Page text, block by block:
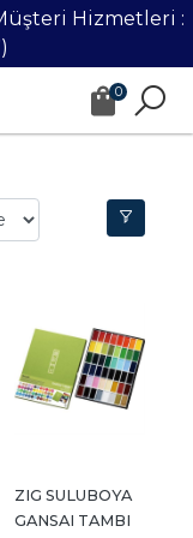
Hizmetleri :
0
ZIG SULUBOYA
GANSAI TAMBI